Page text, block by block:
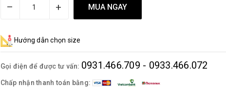
– + MUA NGAY
Hướng dẫn chọn size
Gọi điện để được tư vấn: 0931.466.709 - 0933.466.072
Chấp nhận thanh toán bằng: